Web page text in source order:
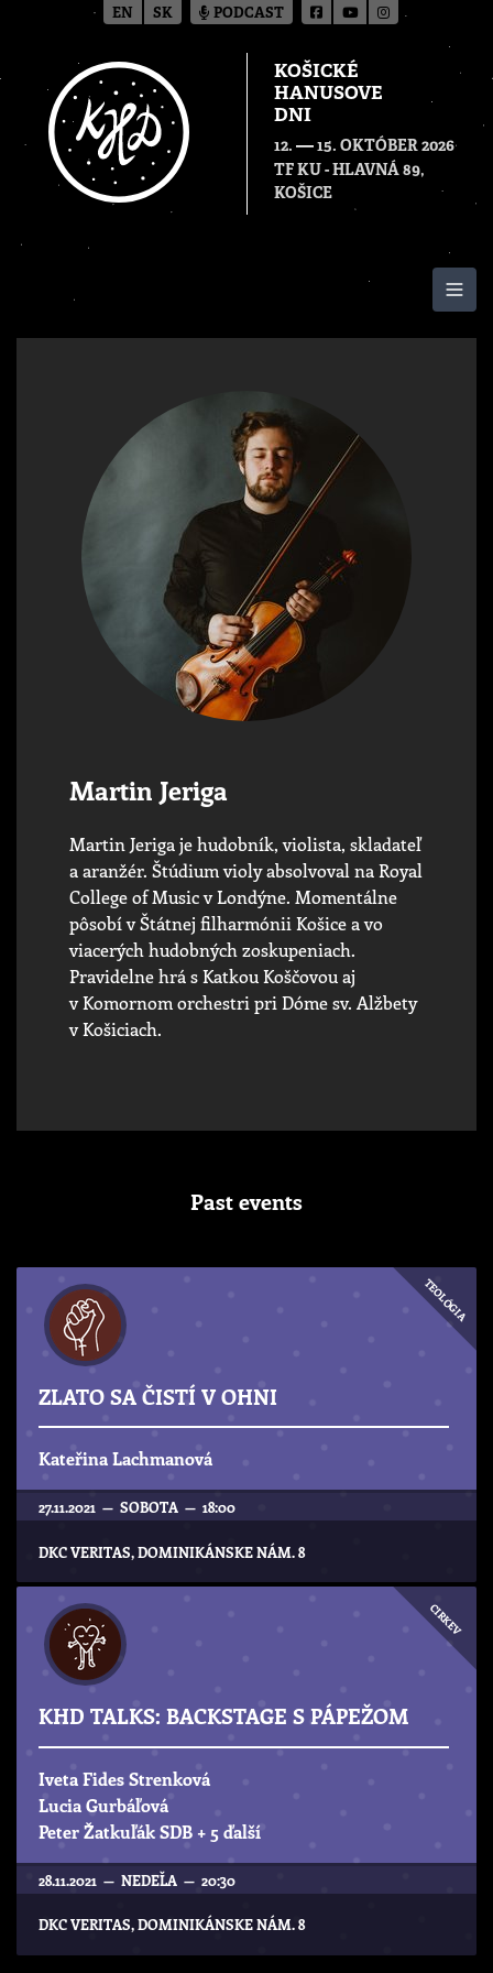
KOŠICKÉ
HANUSOVE
DNI
12. — 15. OKTÓBER 2026
TF KU - HLAVNÁ 89,
KOŠICE
Martin Jeriga
Martin Jeriga je hudobník, violista, skladateľ
a aranžér. Štúdium violy absolvoval na Royal
College of Music v Londýne. Momentálne
pôsobí v Štátnej filharmónii Košice a vo
viacerých hudobných zoskupeniach.
Pravidelne hrá s Katkou Koščovou aj
v Komornom orchestri pri Dóme sv. Alžbety
v Košiciach.
Past events
TEOLÓGIA
ZLATO SA ČISTÍ V OHNI
Kateřina Lachmanová
27.11.2021 — SOBOTA — 18:00
DKC VERITAS, DOMINIKÁNSKE NÁM. 8
CIRKEV
KHD TALKS: BACKSTAGE S PÁPEŽOM
Iveta Fides Strenková
Lucia Gurbáľová
Peter Žatkuľák SDB + 5 ďalší
28.11.2021 — NEDEĽA — 20:30
DKC VERITAS, DOMINIKÁNSKE NÁM. 8
EN SK PODCAST